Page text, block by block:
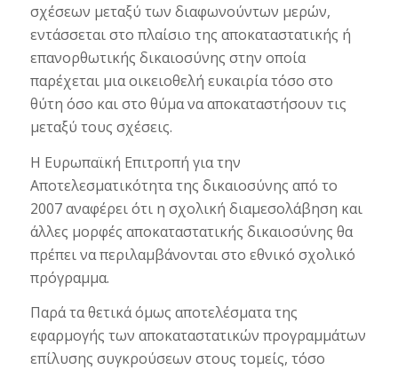
σχέσεων μεταξύ των διαφωνούντων μερών,
εντάσσεται στο πλαίσιο της απoκαταστατικής ή
επανορθωτικής δικαιοσύνης στην οποία
παρέχεται μια οικειοθελή ευκαιρία τόσο στο
θύτη όσο και στο θύμα να αποκαταστήσουν τις
μεταξύ τους σχέσεις.
Η Ευρωπαϊκή Επιτροπή για την
Αποτελεσματικότητα της δικαιοσύνης από το
2007 αναφέρει ότι η σχολική διαμεσολάβηση και
άλλες μορφές αποκαταστατικής δικαιοσύνης θα
πρέπει να περιλαμβάνονται στο εθνικό σχολικό
πρόγραμμα.
Παρά τα θετικά όμως αποτελέσματα της
εφαρμογής των αποκαταστατικών προγραμμάτων
επίλυσης συγκρούσεων στους τομείς, τόσο